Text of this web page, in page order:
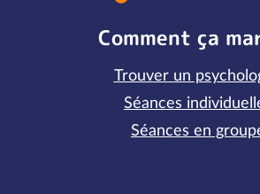
Comment ça
Trouver un
Séances
Séances en